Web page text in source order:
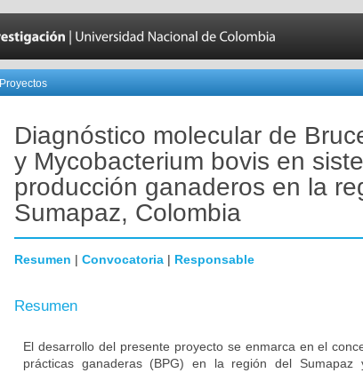
Proyectos
Diagnóstico molecular de
y Mycobacterium bovis en
producción ganaderos en la
Sumapaz, Colombia
Resumen | Convocatoria | Responsable
Resumen
El desarrollo del presente proyecto se enmarca en el
prácticas ganaderas (BPG) en la región del